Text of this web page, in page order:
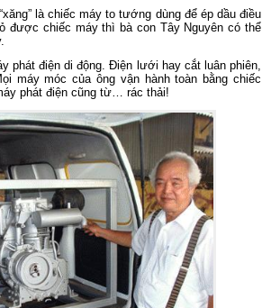
là chiếc máy to tướng dùng để ép dầu điều
được chiếc máy thì bà con Tây Nguyên có thể
phát điện di động. Điện lưới hay cắt luân phiên,
máy móc của ông vận hành toàn bằng chiếc
phát điện cũng từ… rác thải!